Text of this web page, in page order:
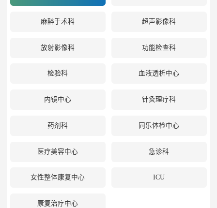
麻醉手术科 超声影像科
放射影像科 功能检查科
检验科 血液透析中心
内镜中心 针灸理疗科
药剂科 同乐体检中心
医疗美容中心 急诊科
女性整体康复中心 ICU
康复治疗中心